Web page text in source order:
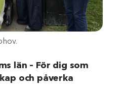
län – För dig som
och påverka